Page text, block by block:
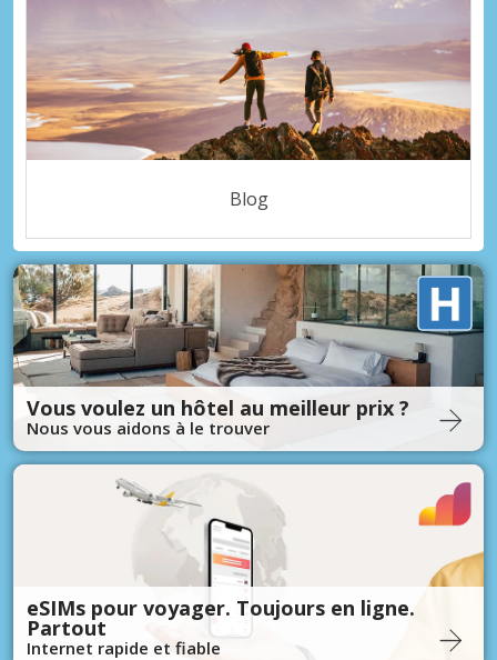
Blog
Vous voulez un hôtel au meilleur prix ?
Nous vous aidons à le trouver
eSIMs pour voyager. Toujours en ligne.
Partout
Internet rapide et fiable